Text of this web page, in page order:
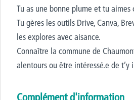
Tu as une bonne plume et tu aimes
Tu gères les outils Drive, Canva,
les explores avec aisance.
Connaître la commune de
alentours ou être intéressé.e de t’y
Complément d'information